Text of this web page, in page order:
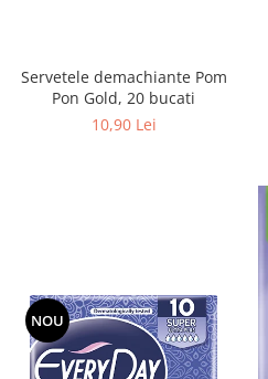
Servetele demachiante Pom
Pon Gold, 20 bucati
10,90 Lei
NOU